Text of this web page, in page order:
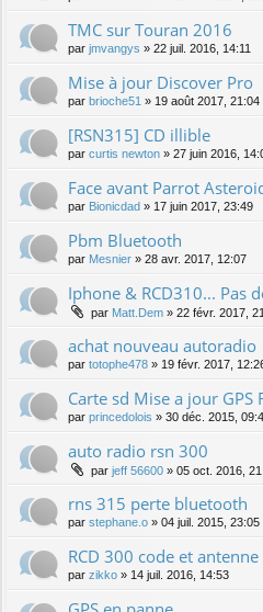
TMC sur Touran 2016
par jmvangys » 22 juil. 2016, 14:11
Mise à jour Discover Pro
par brioche51 » 19 août 2017, 21:04
[RSN315] CD illible
par curtis newton » 27 juin 2016,
Face avant Parrot
par Bionicdad » 17 juin 2017, 23:49
Pbm Bluetooth
par Mesnier » 28 avr. 2017, 12:07
Iphone & RCD310... Pas
par Matt.Dem » 22 févr. 2017,
achat nouveau autoradio
par totophe478 » 19 févr. 2017,
Carte sd Mise a jour GPS
par princedolois » 30 déc. 2015,
auto radio rsn 300
par jeff 56600 » 05 oct. 2016,
rns 315 perte bluetooth
par stephane.o » 04 juil. 2015, 23:05
RCD 300 code et antenne
par zikko » 14 juil. 2016, 14:53